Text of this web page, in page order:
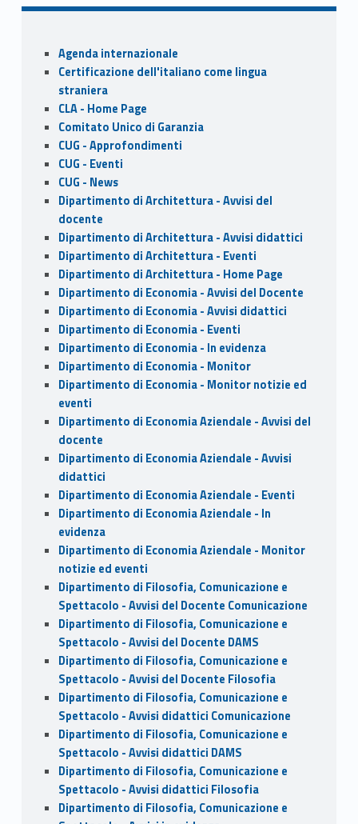
b
o
o
k
d
o
n
l e
Sidebar
Agenda internazionale
Certificazione dell'italiano come lingua
straniera
CLA - Home Page
Comitato Unico di Garanzia
CUG - Approfondimenti
CUG - Eventi
CUG - News
Dipartimento di Architettura - Avvisi del
docente
Dipartimento di Architettura - Avvisi didattici
Dipartimento di Architettura - Eventi
Dipartimento di Architettura - Home Page
Dipartimento di Economia - Avvisi del Docente
Dipartimento di Economia - Avvisi didattici
Dipartimento di Economia - Eventi
Dipartimento di Economia - In evidenza
Dipartimento di Economia - Monitor
Dipartimento di Economia - Monitor notizie ed
eventi
Dipartimento di Economia Aziendale - Avvisi del
docente
Dipartimento di Economia Aziendale - Avvisi
didattici
Dipartimento di Economia Aziendale - Eventi
Dipartimento di Economia Aziendale - In
evidenza
Dipartimento di Economia Aziendale - Monitor
notizie ed eventi
Dipartimento di Filosofia, Comunicazione e
Spettacolo - Avvisi del Docente Comunicazione
Dipartimento di Filosofia, Comunicazione e
Spettacolo - Avvisi del Docente DAMS
Dipartimento di Filosofia, Comunicazione e
Spettacolo - Avvisi del Docente Filosofia
Dipartimento di Filosofia, Comunicazione e
Spettacolo - Avvisi didattici Comunicazione
Dipartimento di Filosofia, Comunicazione e
Spettacolo - Avvisi didattici DAMS
Dipartimento di Filosofia, Comunicazione e
Spettacolo - Avvisi didattici Filosofia
Dipartimento di Filosofia, Comunicazione e